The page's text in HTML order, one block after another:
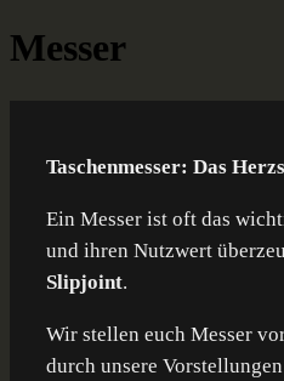
Skip
to
Ausstaffiert
Gear und Gadgets zum Verlieben
Category:
Messer
Taschenmesser: Das
Ein Messer ist oft das
und ihren Nutzwert
Slipjoint.
Wir stellen euch Messer
durch unsere